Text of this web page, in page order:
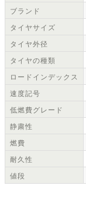
ブランド
タイヤサイズ
タイヤ外径
タイヤの種類
ロードインデックス
速度記号
低燃費グレード
静粛性
燃費
耐久性
値段